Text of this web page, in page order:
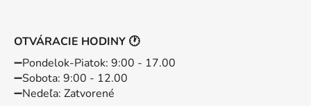
OTVÁRACIE HODINY 🕐
➖️Pondelok-Piatok: 9:00 - 17.00
➖️Sobota: 9:00 - 12.00
➖️Nedeľa: Zatvorené